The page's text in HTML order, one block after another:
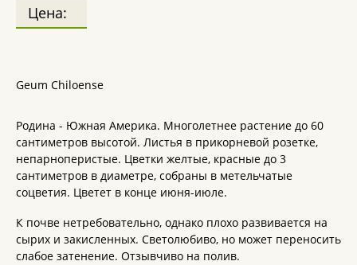
Цена:
Geum Chiloense
Родина - Южная Америка. Многолетнее растение до 60
сантиметров высотой. Листья в прикорневой розетке,
непарноперистые. Цветки желтые, красные до 3
сантиметров в диаметре, собраны в метельчатые
соцветия. Цветет в конце июня-июле.
К почве нетребовательно, однако плохо развивается на
сырих и закисленных. Светолюбиво, но может переносить
слабое затенение. Отзывчиво на полив.